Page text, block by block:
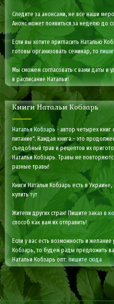
Следите за анонсами, не все наши
Анонс может появиться за неделю до
Если вы хотите пригласить Наталью
готовы организовать семинар, то
Мы сможем согласовать с вами даты и
в расписание Натальи!
Книги Натальи Кобзарь
Наталья Кобзарь- автор четырех
питание". Каждая книга - это
съедобный трав и рецептов их
Натальи Кобзарь. Травы не
разные травы!
Книги Натальи Кобзарь есть в
купитьтут
Жители других стран! Пишите заказв
способ как вам их отправить!
Если у вас есть возможность и желание
Кобзарь, то будем рады предложить
Натальи Кобзарь опт:пишите сюда